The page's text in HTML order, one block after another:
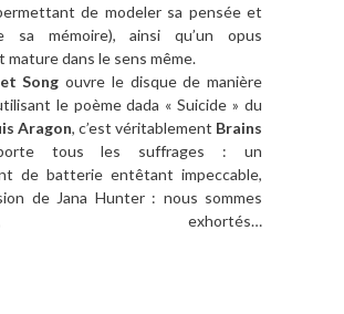
de modeler sa pensée et
sa mémoire), ainsi qu’un opus
mature dans le sens même.
Song ouvre le disque de manière
le poème dada « Suicide » du
Aragon, c’est véritablement Brains
tous les suffrages : un
de batterie entêtant impeccable,
de Jana Hunter : nous sommes
exhortés…